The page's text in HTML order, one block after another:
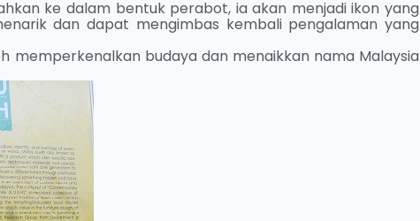
ke dalam bentuk perabot, ia akan menjadi ikon yang
dan dapat mengimbas kembali pengalaman yang
memperkenalkan budaya dan menaikkan nama Malaysia